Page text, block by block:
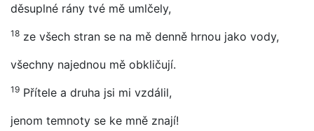
děsuplné rány tvé mě umlčely,
18 ze všech stran se na mě denně hrnou jako vody,
všechny najednou mě obkličují.
19 Přítele a druha jsi mi vzdálil,
jenom temnoty se ke mně znají!